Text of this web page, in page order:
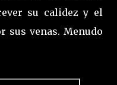
su calidez y el
sus venas. Menudo